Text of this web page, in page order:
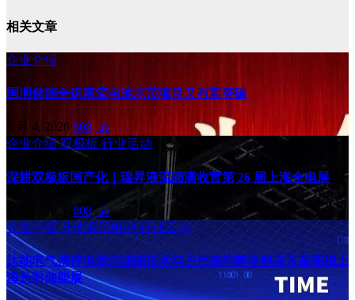
相关文章
企业介绍
国润储能全钒液流电池示范项目又有新突破
8 月 4, 2026 808, ab
企业介绍双极板 行业活动
深耕双极板国产化｜瑞昇液流圆满收官第 26 届上海全电展
6 月 6, 2026 808, ab
企业介绍 其他液流电池 行业活动
达能电气携锌溴液流储能技术与户用储能整体解决方案亮相上
海长时储能展